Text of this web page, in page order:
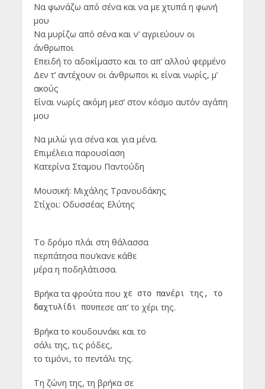
Να φωνάζω από σένα και να με χτυπά η φωνή
μου
Να μυρίζω από σένα και ν’ αγριεύουν οι
άνθρωποι
Επειδή το αδοκίμαστο και το απ’ αλλού φερμένο
Δεν τ’ αντέχουν οι άνθρωποι κι είναι νωρίς, μ’
ακούς
Είναι νωρίς ακόμη μεσ’ στον κόσμο αυτόν αγάπη
μου
Να μιλώ για σένα και για μένα.
Επιμέλεια παρουσίαση
Κατερίνα Σταμου Παντούδη
Μουσική: Μιχάλης Τρανουδάκης
Στίχοι: Οδυσσέας Ελύτης
Το δρόμο πλάι στη θάλασσα
περπάτησα που’κανε κάθε
μέρα η ποδηλάτισσα.
Βρήκα τα φρούτα που χε στο πανέρι της, το
δαχτυλίδι πουπεσε απ’ το χέρι της.
Βρήκα το κουδουνάκι και το
σάλι της, τις ρόδες,
το τιμόνι, το πεντάλι της.
Τη ζώνη της, τη βρήκα σε